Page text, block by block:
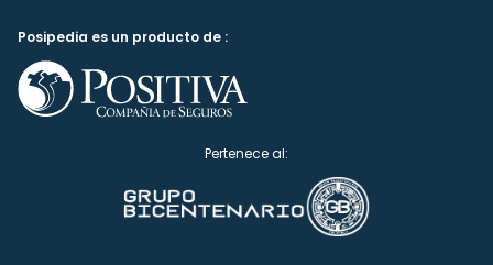
Posipedia es un producto de :
Pertenece al: